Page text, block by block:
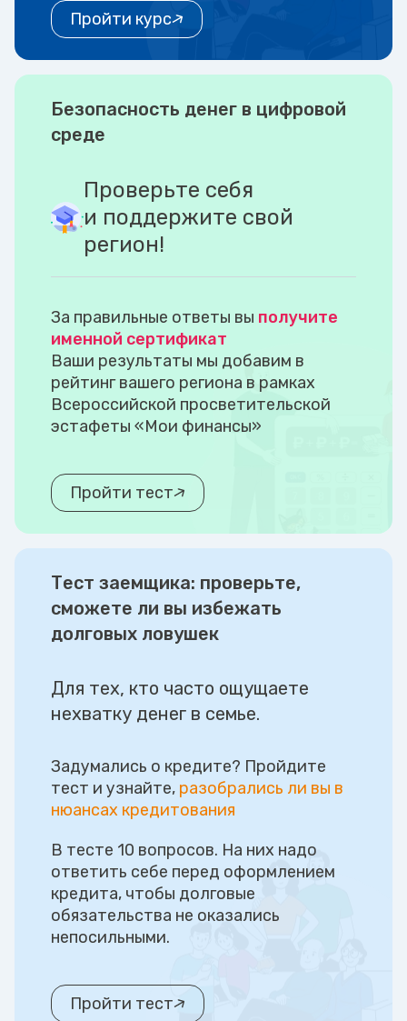
Пройти курс
Безопасность денег в цифровой
среде
Проверьте себя
и поддержите свой
регион!
За правильные ответы вы получите
именной сертификат
Ваши результаты мы добавим в
рейтинг вашего региона в рамках
Всероссийской просветительской
эстафеты «Мои финансы»
Пройти тест
Тест заемщика: проверьте,
сможете ли вы избежать
долговых ловушек
Для тех, кто часто ощущаете
нехватку денег в семье.
Задумались о кредите? Пройдите
тест и узнайте, разобрались ли вы в
нюансах кредитования
В тесте 10 вопросов. На них надо
ответить себе перед оформлением
кредита, чтобы долговые
обязательства не оказались
непосильными.
Пройти тест